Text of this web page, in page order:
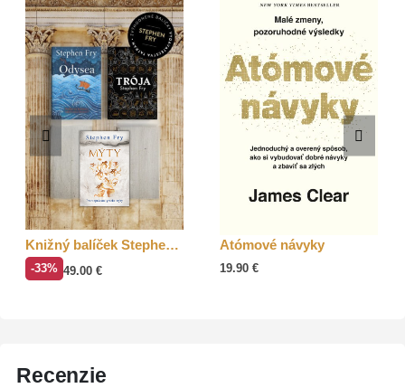
Knižný balíček Stephen Fry
-33% 49.00 €
Atómové návyky
19.90€
Recenzie